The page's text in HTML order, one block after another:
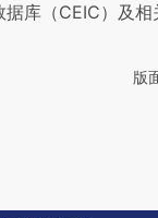
库（CEIC）及相
版